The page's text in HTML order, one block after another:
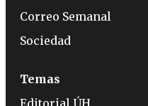
Correo Semanal
Sociedad
Temas
Editorial ÚH